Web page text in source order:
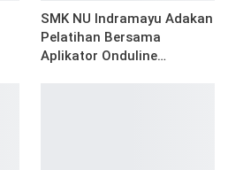
SMK NU Indramayu Adakan
Pelatihan Bersama
Aplikator Onduline…